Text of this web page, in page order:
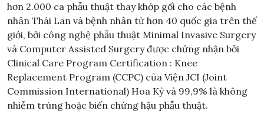
hơn 2.000 ca phẫu thuật thay khớp gối cho các bệnh
nhân Thái Lan và bệnh nhân từ hơn 40 quốc gia trên thế
giới, bởi công nghệ phẫu thuật Minimal Invasive Surgery
và Computer Assisted Surgery được chứng nhận bởi
Clinical Care Program Certification : Knee
Replacement Program (CCPC) của Viện JCI (Joint
Commission International) Hoa Kỳ và 99,9% là không
nhiễm trùng hoặc biến chứng hậu phẫu thuật.